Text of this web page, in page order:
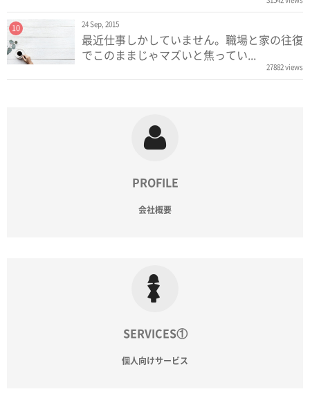
24 Sep, 2015
最近仕事しかしていません。職場と家の往復
でこのままじゃマズいと焦ってい...
27882 views
10
PROFILE
会社概要
SERVICES①
個人向けサービス